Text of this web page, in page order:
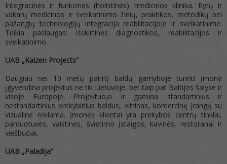
Integracinės ir funkcinės (holistinės) medicinos klinika. Rytų ir
vakarų medicinos ir sveikatinimo žinių, praktikos, metodikų bei
pažangių technologijų integracija reabilitacijoje ir sveikatinime.
Teikia paslaugas: išskirtinės diagnostikos, reabilitacijos ir
sveikatinimo.
UAB „Kaizen Projects“
Daugiau nei 10 metų patirtį baldų gamyboje turinti įmonė
įgyvendina projektus ne tik Lietuvoje, bet taip pat Baltijos šalyse ir
visoje Europoje. Projektuoja ir gamina standartinius ir
nestandartinius prekybinius baldus, vitrinas, komercinę įrangą su
vizualine reklama. Įmonės klientai yra prekybos centrų tinklai,
parduotuvės, vaistinės, švietimo įstaigos, kavinės, restoranai ir
viešbučiai.
UAB „Paladija“